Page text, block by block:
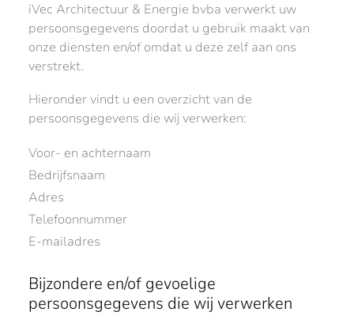
iVec Architectuur & Energie bvba verwerkt uw
persoonsgegevens doordat u gebruik maakt van
onze diensten en/of omdat u deze zelf aan ons
verstrekt.
Hieronder vindt u een overzicht van de
persoonsgegevens die wij verwerken:
Voor- en achternaam
Bedrijfsnaam
Adres
Telefoonnummer
E-mailadres
Bijzondere en/of gevoelige
persoonsgegevens die wij verwerken